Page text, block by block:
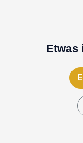
Etwas